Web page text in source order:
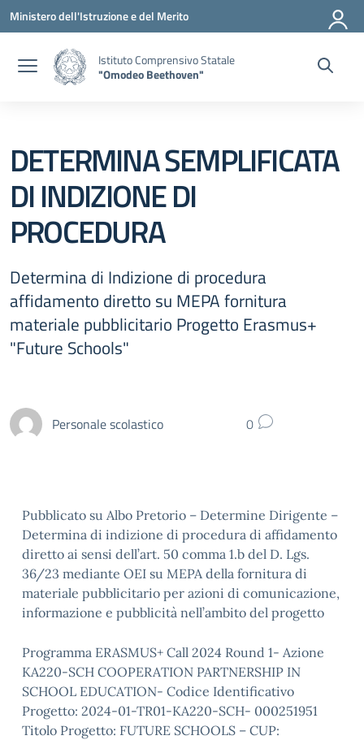
Vai ai contenuti
Vai al menu di navigazione
Vai al footer
Ministero dell'Istruzione e del Merito
Istituto Comprensivo Statale
"Omodeo Beethoven"
DETERMINA SEMPLIFICATA
DI INDIZIONE DI
PROCEDURA
Determina di Indizione di procedura
affidamento diretto su MEPA fornitura
materiale pubblicitario Progetto Erasmus+
"Future Schools"
Personale scolastico 0
Pubblicato su Albo Pretorio – Determine Dirigente –
Determina di indizione di procedura di affidamento
diretto ai sensi dell’art. 50 comma 1.b del D. Lgs.
36/23 mediante OEI su MEPA della fornitura di
materiale pubblicitario per azioni di comunicazione,
informazione e pubblicità nell’ambito del progetto
Programma ERASMUS+ Call 2024 Round 1- Azione
KA220-SCH COOPERATION PARTNERSHIP IN
SCHOOL EDUCATION- Codice Identificativo
Progetto: 2024-01-TR01-KA220-SCH- 000251951
Titolo Progetto: FUTURE SCHOOLS – CUP: